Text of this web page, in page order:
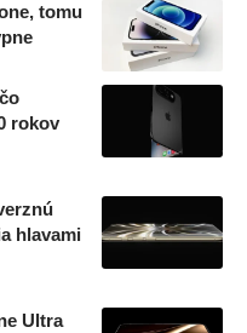
tomu
rokov
hlavami
Ultra